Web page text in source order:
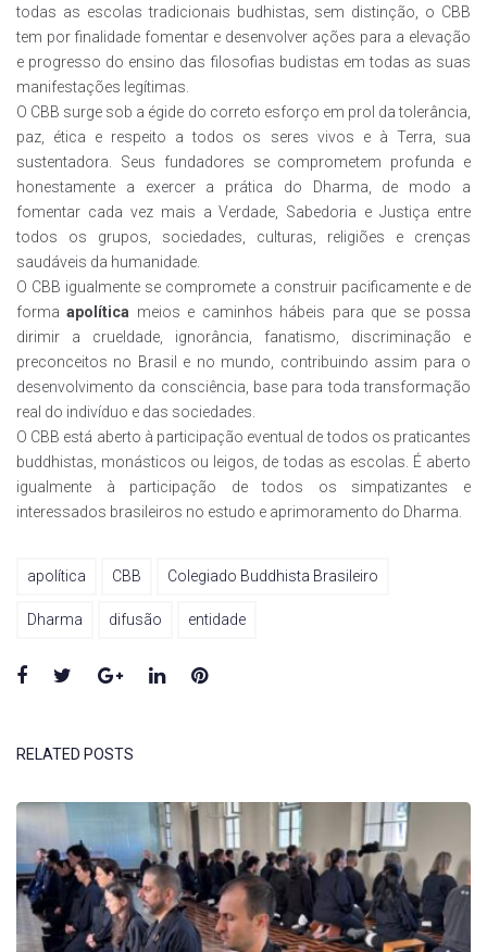
todas as escolas tradicionais budhistas, sem distinção, o CBB
tem por finalidade fomentar e desenvolver ações para a elevação
e progresso do ensino das filosofias budistas em todas as suas
manifestações legítimas.
O CBB surge sob a égide do correto esforço em prol da tolerância,
paz, ética e respeito a todos os seres vivos e à Terra, sua
sustentadora. Seus fundadores se comprometem profunda e
honestamente a exercer a prática do Dharma, de modo a
fomentar cada vez mais a Verdade, Sabedoria e Justiça entre
todos os grupos, sociedades, culturas, religiões e crenças
saudáveis da humanidade.
O CBB igualmente se compromete a construir pacificamente e de
formaapolítica meios e caminhos hábeis para que se possa
dirimir a crueldade, ignorância, fanatismo, discriminação e
preconceitos no Brasil e no mundo, contribuindo assim para o
desenvolvimento da consciência, base para toda transformação
real do indivíduo e das sociedades.
O CBB está aberto à participação eventual de todos os praticantes
buddhistas, monásticos ou leigos, de todas as escolas. É aberto
igualmente à participação de todos os simpatizantes e
interessados brasileiros no estudo e aprimoramento do Dharma.
apolítica CBB Colegiado Buddhista Brasileiro
Dharma difusão entidade
Facebook
TwitterGoogle+LinkedInPinterest
RELATED POSTS